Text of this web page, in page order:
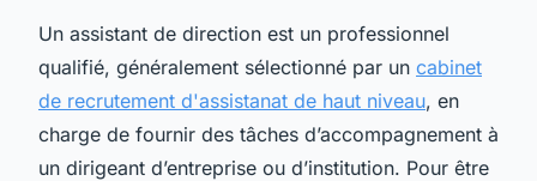
Un assistant de direction est un professionnel
qualifié, généralement sélectionné par un cabinet
de recrutement d'assistanat de haut niveau, en
charge de fournir des tâches d’accompagnement à
un dirigeant d’entreprise ou d’institution. Pour être